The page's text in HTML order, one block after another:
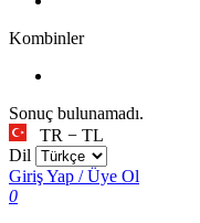
Kombinler
Sonuç bulunamadı.
TR − TL
Dil
Giriş Yap / Üye Ol
0